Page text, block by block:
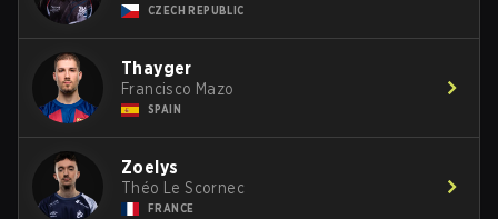
CZECH REPUBLIC
Thayger
Francisco Mazo
SPAIN
Zoelys
Théo Le Scornec
FRANCE